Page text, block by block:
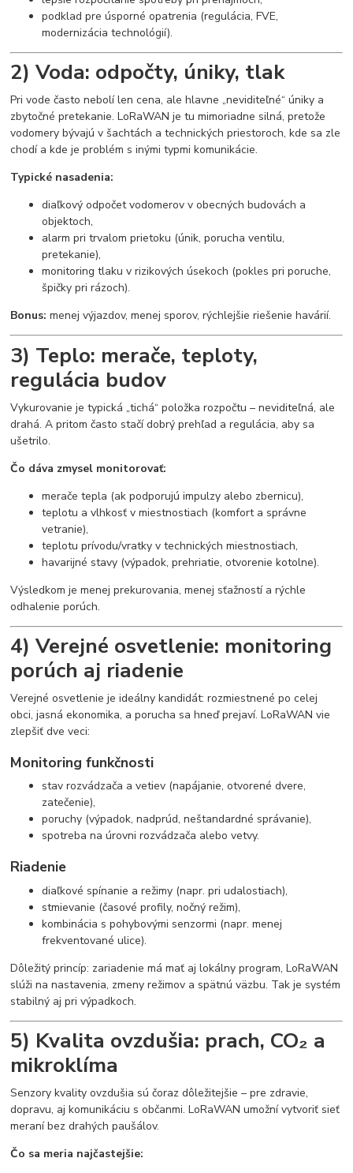
podklad pre úsporné opatrenia (regulácia, FVE,
modernizácia technológií).
2) Voda: odpočty, úniky, tlak
Pri vode často nebolí len cena, ale hlavne „neviditeľné“ úniky a
zbytočné pretekanie. LoRaWAN je tu mimoriadne silná, pretože
vodomery bývajú v šachtách a technických priestoroch, kde sa zle
chodí a kde je problém s inými typmi komunikácie.
Typické nasadenia:
diaľkový odpočet vodomerov v obecných budovách a
objektoch,
alarm pri trvalom prietoku (únik, porucha ventilu,
pretekanie),
monitoring tlaku v rizikových úsekoch (pokles pri poruche,
špičky pri rázoch).
Bonus: menej výjazdov, menej sporov, rýchlejšie riešenie havárií.
3) Teplo: merače, teploty,
regulácia budov
Vykurovanie je typická „tichá“ položka rozpočtu – neviditeľná, ale
drahá. A pritom často stačí dobrý prehľad a regulácia, aby sa
ušetrilo.
Čo dáva zmysel monitorovať:
merače tepla (ak podporujú impulzy alebo zbernicu),
teplotu a vlhkosť v miestnostiach (komfort a správne
vetranie),
teplotu prívodu/vratky v technických miestnostiach,
havarijné stavy (výpadok, prehriatie, otvorenie kotolne).
Výsledkom je menej prekurovania, menej sťažností a rýchle
odhalenie porúch.
4) Verejné osvetlenie: monitoring
porúch aj riadenie
Verejné osvetlenie je ideálny kandidát: rozmiestnené po celej
obci, jasná ekonomika, a porucha sa hneď prejaví. LoRaWAN vie
zlepšiť dve veci:
Monitoring funkčnosti
stav rozvádzača a vetiev (napájanie, otvorené dvere,
zatečenie),
poruchy (výpadok, nadprúd, neštandardné správanie),
spotreba na úrovni rozvádzača alebo vetvy.
Riadenie
diaľkové spínanie a režimy (napr. pri udalostiach),
stmievanie (časové profily, nočný režim),
kombinácia s pohybovými senzormi (napr. menej
frekventované ulice).
Dôležitý princíp: zariadenie má mať aj lokálny program, LoRaWAN
slúži na nastavenia, zmeny režimov a spätnú väzbu. Tak je systém
stabilný aj pri výpadkoch.
5) Kvalita ovzdušia: prach, CO₂ a
mikroklíma
Senzory kvality ovzdušia sú čoraz dôležitejšie – pre zdravie,
dopravu, aj komunikáciu s občanmi. LoRaWAN umožní vytvoriť sieť
meraní bez drahých paušálov.
Čo sa meria najčastejšie: